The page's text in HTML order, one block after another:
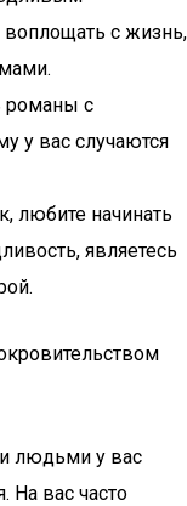
с жизнь,
романы с
у вас случаются
любите начинать
являетесь
людьми у вас
На вас часто